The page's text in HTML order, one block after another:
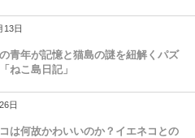
13日
青年が記憶と猫島の謎を紐解くパズ
ねこ島日記」
日
は何故かわいいのか？イエネコとの